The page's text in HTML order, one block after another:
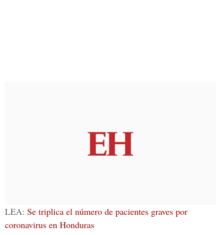
LEA: Se triplica el número de pacientes graves por
coronavirus en Honduras